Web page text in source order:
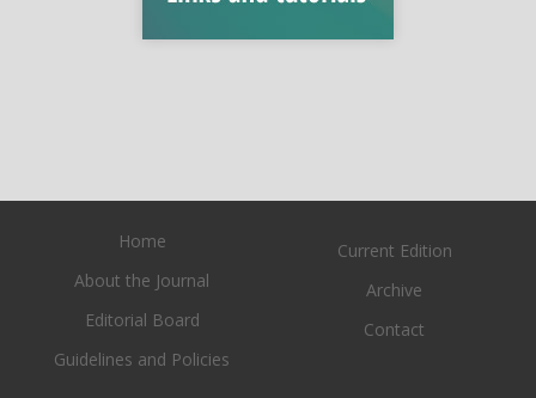
Home
About the Journal
Editorial Board
Guidelines and Policies
Current Edition
Archive
Contact